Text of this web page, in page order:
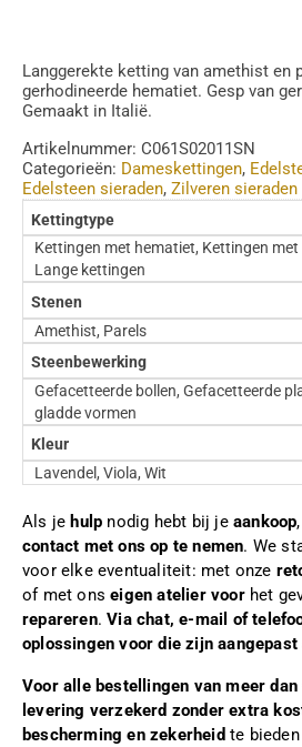
Langgerekte ketting van amethist en
gerhodineerde hematiet. Gesp van
Gemaakt in Italië.
Artikelnummer: C061S02011SN
Categorieën: Dameskettingen,
Edelsteen sieraden, Zilveren sieraden
Kettingtype
Kettingen met hematiet, Kettingen met
Lange kettingen
Stenen
Amethist, Parels
Steenbewerking
Gefacetteerde bollen, Gefacetteerde
gladde vormen
Kleur
Lavendel, Viola, Wit
Als je hulp nodig hebt bij jeaankoop
contact met ons op te nemen. We
voor elke eventualiteit: met onze
of met onseigen atelier voorhet
repareren.Via chat, e-mail of
oplossingen voor die zijn aangepast
Voor alle bestellingen van meer
levering verzekerd zonder extra
bescherming en zekerheid te